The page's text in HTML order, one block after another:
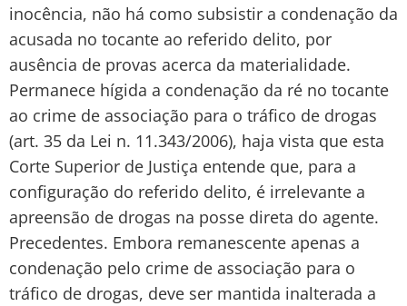
inocência, não há como subsistir a condenação da
acusada no tocante ao referido delito, por
ausência de provas acerca da materialidade.
Permanece hígida a condenação da ré no tocante
ao crime de associação para o tráfico de drogas
(art. 35 da Lei n. 11.343/2006), haja vista que esta
Corte Superior de Justiça entende que, para a
configuração do referido delito, é irrelevante a
apreensão de drogas na posse direta do agente.
Precedentes. Embora remanescente apenas a
condenação pelo crime de associação para o
tráfico de drogas, deve ser mantida inalterada a